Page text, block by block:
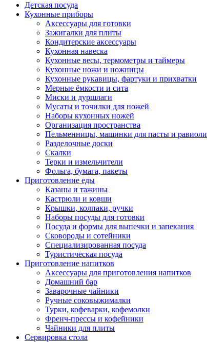
Детская посуда
Кухонные приборы
Аксессуары для готовки
Зажигалки для плиты
Кондитерские аксессуары
Кухонная навеска
Кухонные весы, термометры и таймеры
Кухонные ножи и ножницы
Кухонные рукавицы, фартуки и прихватки
Мерные ёмкости и сита
Миски и дуршлаги
Мусаты и точилки для ножей
Наборы кухонных ножей
Организация пространства
Пельменницы, машинки для пасты и равиоли
Разделочные доски
Скалки
Терки и измельчители
Фольга, бумага, пакеты
Приготовление еды
Казаны и тажины
Кастрюли и ковши
Крышки, колпаки, ручки
Наборы посуды для готовки
Посуда и формы для выпечки и запекания
Сковороды и сотейники
Специализированная посуда
Туристическая посуда
Приготовление напитков
Аксессуары для приготовления напитков
Домашний бар
Заварочные чайники
Ручные соковыжималки
Турки, кофеварки, кофемолки
Френч-прессы и кофейники
Чайники для плиты
Сервировка стола